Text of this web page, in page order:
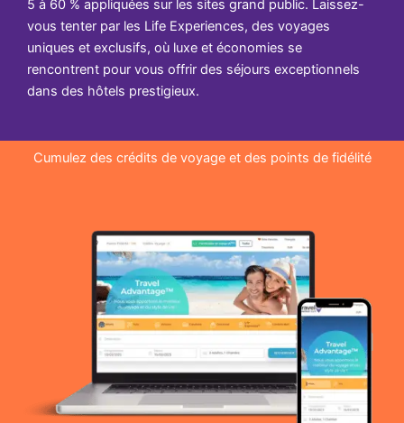
5 à 60 % appliquées sur les sites grand public. Laissez-
vous tenter par les Life Experiences, des voyages
uniques et exclusifs, où luxe et économies se
rencontrent pour vous offrir des séjours exceptionnels
dans des hôtels prestigieux.
Cumulez des crédits de voyage et des points de fidélité